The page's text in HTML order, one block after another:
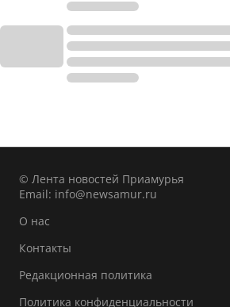
© Лента новостей Приамурья
Email: info@newsamur.ru
О нас
Контакты
Редакционная политика
Политика конфиденциальности